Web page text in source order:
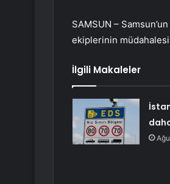
SAMSUN –
ekiplerinin
İlgili Makaleler